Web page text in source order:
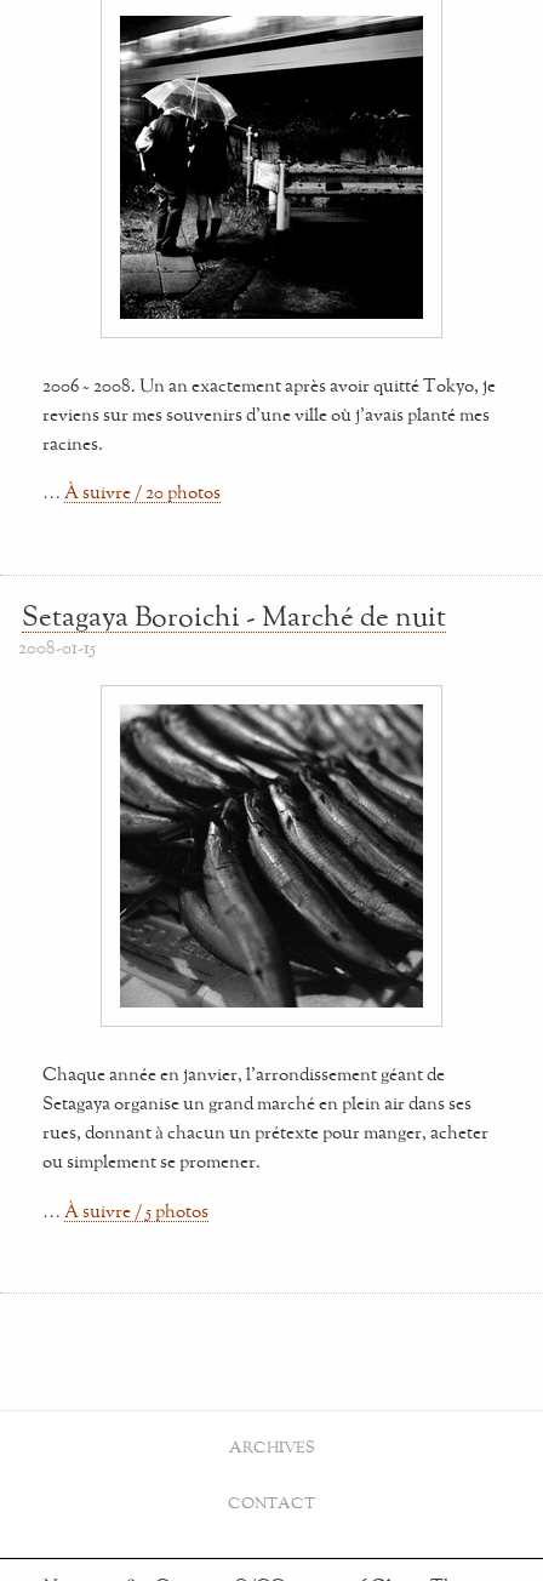
2006 ~ 2008. Un an exactement après avoir quitté Tokyo, je
reviens sur mes souvenirs d'une ville où j'avais planté mes
racines.
… À suivre / 20 photos
Setagaya Boroichi - Marché de nuit
2008-01-15
Chaque année en janvier, l'arrondissement géant de
Setagaya organise un grand marché en plein air dans ses
rues, donnant à chacun un prétexte pour manger, acheter
ou simplement se promener.
… À suivre / 5 photos
ARCHIVES
CONTACT